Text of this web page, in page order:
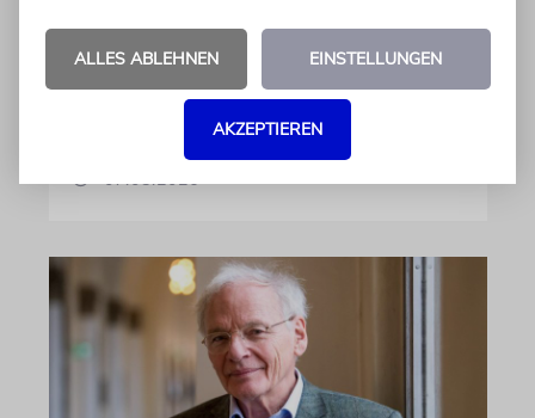
Beim Kauf der Maschine wurde bewusst auf
das System »FalconEye« verzichtet, weil der
israelische Rüstungskonzern Elbit Systems an
dem Produkt beteiligt ist
07.08.2026
ALLES ABLEHNEN EINSTELLUNGEN
AKZEPTIEREN